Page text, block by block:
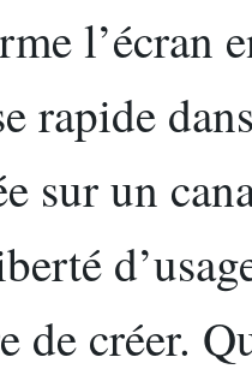
l’écran
rapide
sur un
de créer.